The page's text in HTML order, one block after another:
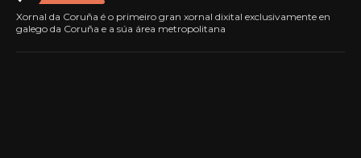
Xornal da Coruña é o primeiro gran xornal dixital exclusivamente en
galego da Coruña e a súa área metropolitana